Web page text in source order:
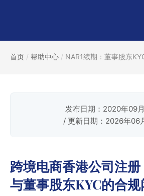
首页 / 帮助中心 / NAR1续期：董事股东
发布日期：2020年09
/ 更新日期：2026年06
跨境电商香港公司注册
与董事股东KYC的合